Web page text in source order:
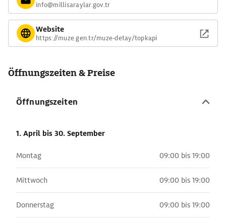
Attraktionen sind der Harem, die Schatzkammer und die in der
einstigen Palastküche untergebrachte Porzellansammlung.
info@millisaraylar.gov.tr
Website
https://muze.gen.tr/muze-detay/topkapi
Öffnungszeiten & Preise
Öffnungszeiten
1. April bis 30. September
Montag 09:00 bis 19:00
Mittwoch 09:00 bis 19:00
Donnerstag 09:00 bis 19:00